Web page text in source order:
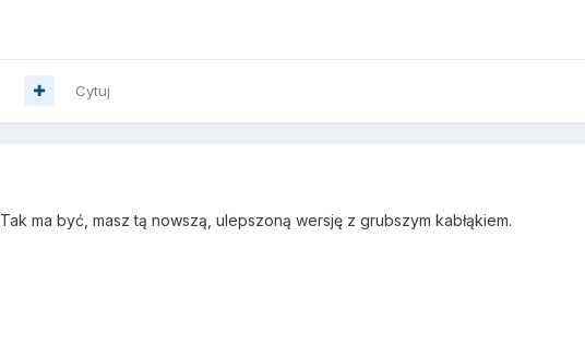
Cytuj
Tak ma być, masz tą nowszą, ulepszoną wersję z grubszym kabłąkiem.